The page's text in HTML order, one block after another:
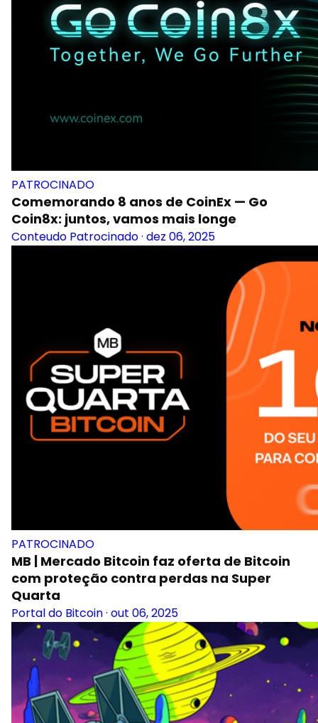
PATROCINADO
Comemorando 8 anos de CoinEx — Go
Coin8x: juntos, vamos mais longe
Conteudo Patrocinado· dez 06, 2025
PATROCINADO
MB | Mercado Bitcoin faz oferta de Bitcoin
com proteção contra perdas na Super
Quarta
Portal do Bitcoin· out 06, 2025